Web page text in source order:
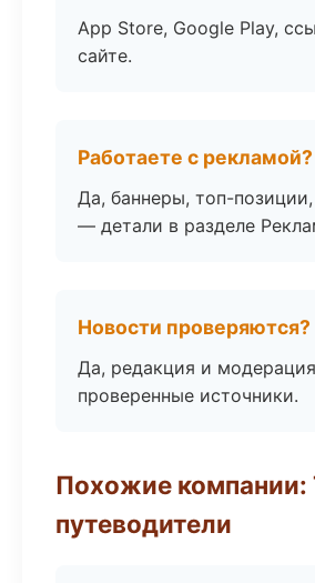
App Store, Google Play,
сайте.
Работаете с рекламой?
Да, баннеры, топ-
— детали в разделе
Новости проверяются?
Да, редакция и
проверенные источники.
Похожие компании:
путеводители